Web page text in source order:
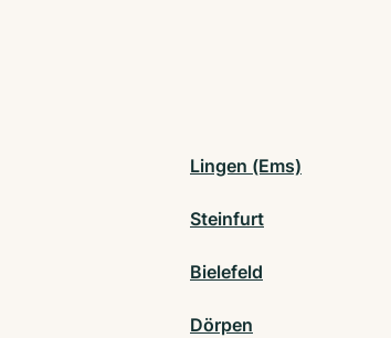
Lingen (Ems)
Steinfurt
Bielefeld
Dörpen